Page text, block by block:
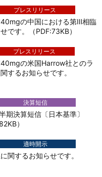
プレスリリース
の中国における第Ⅲ相臨
です。（PDF:73KB）
プレスリリース
の米国Harrow社とのラ
するお知らせです。
決算短信
期決算短信〔日本基準〕
）
適時開示
関するお知らせです。